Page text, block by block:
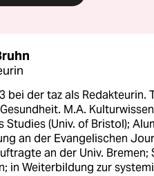
bei der taz als Redakteurin.
M.A.
Studies (Univ. of Bristol);
an der Evangelischen
an der Univ.
in Weiterbildung zur